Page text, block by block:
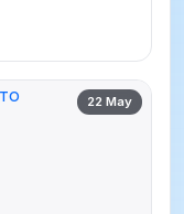
22 May